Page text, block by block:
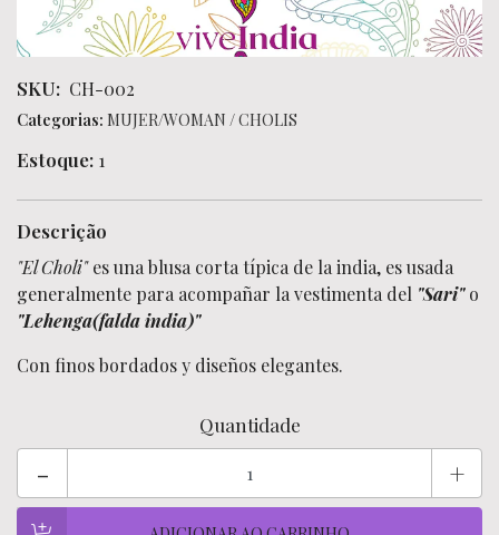
SKU: CH-002
Categorias: MUJER/WOMAN /CHOLIS
Estoque: 1
Descrição
"El Choli" es una blusa corta típica de la india, es usada
generalmente para acompañar la vestimenta del "Sari"o
"Lehenga(falda india)"
Con finos bordados y diseños elegantes.
Quantidade
- +